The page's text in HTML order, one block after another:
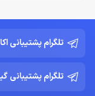
تلگرام پشتیبانی
تلگرام پشتیبانی